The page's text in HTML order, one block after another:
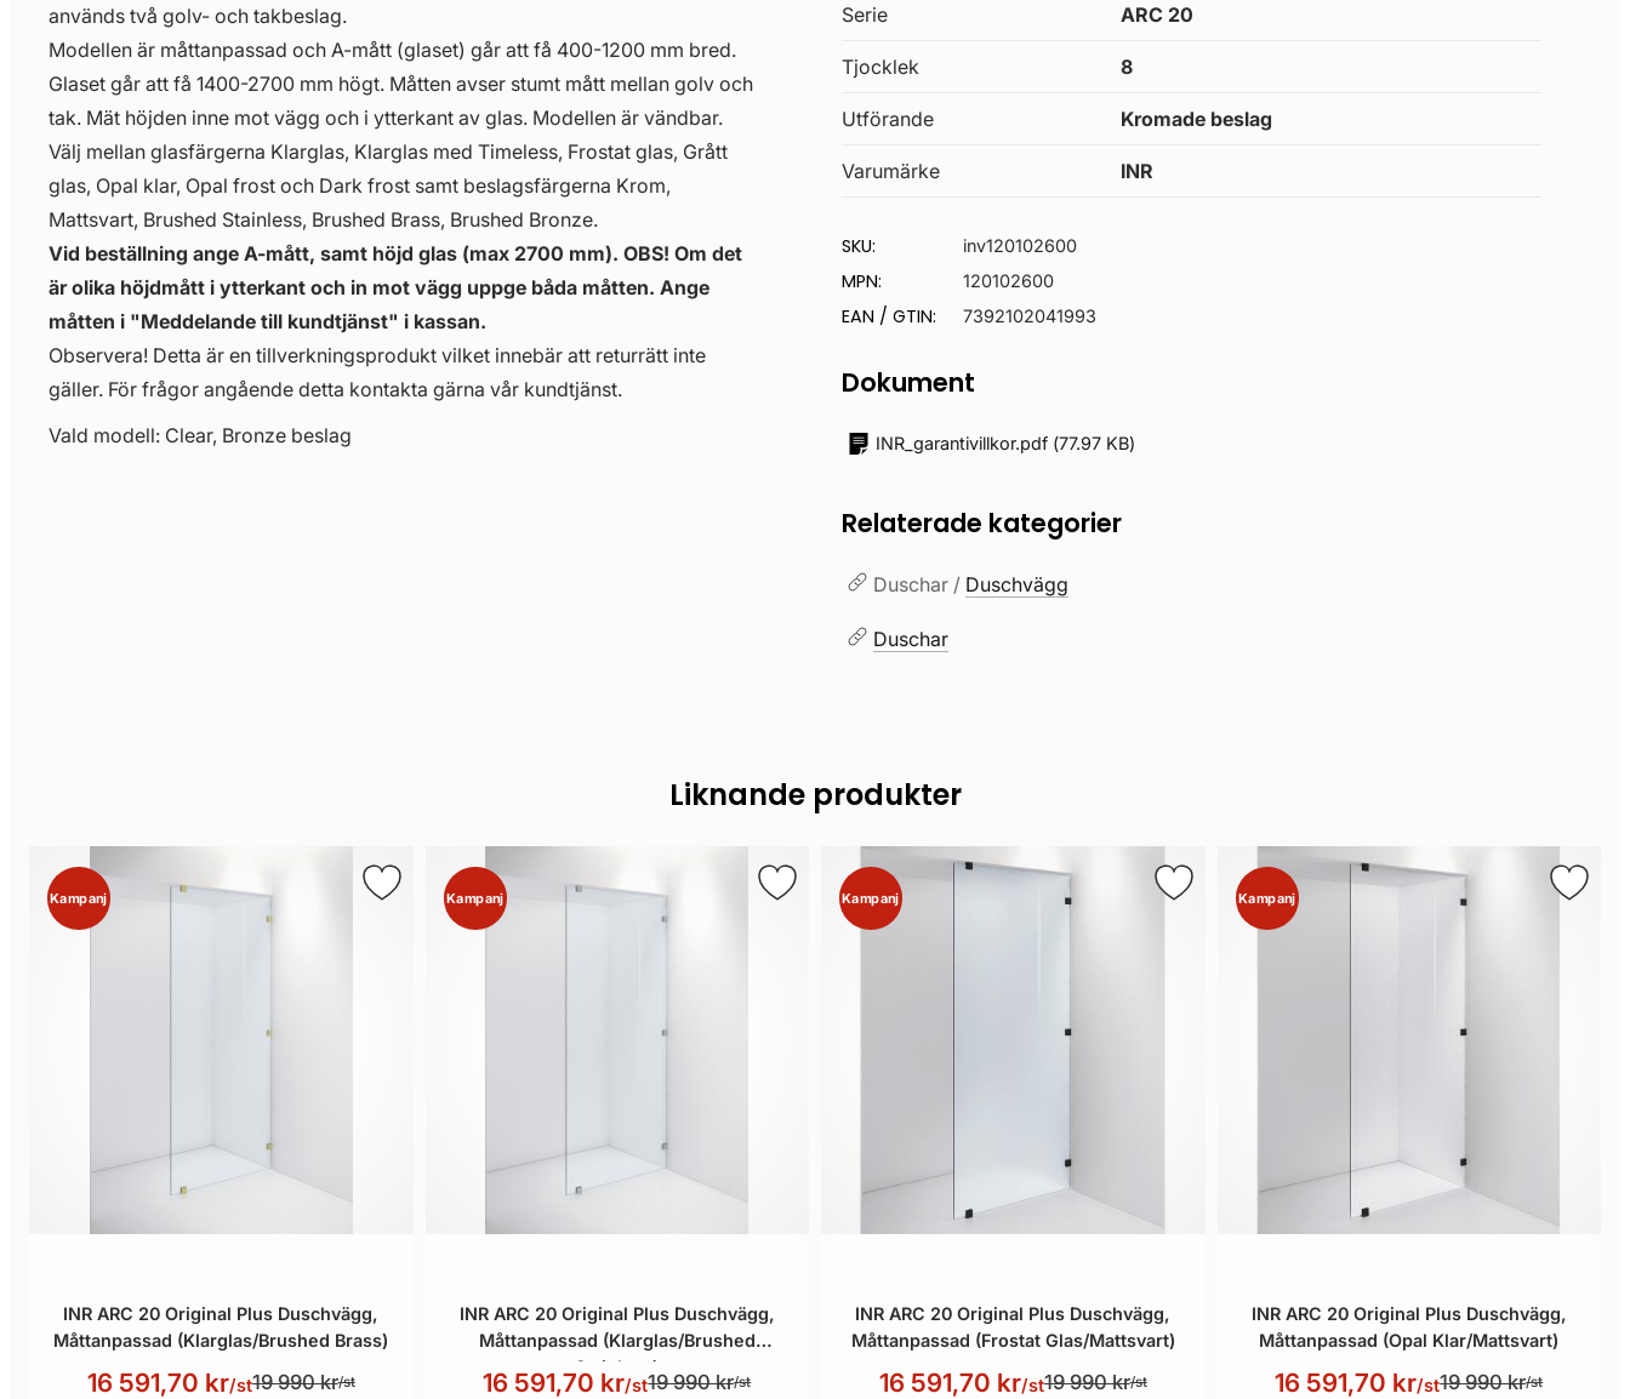
används två golv- och takbeslag.
Modellen är måttanpassad och A-mått (glaset) går att få 400-1200 mm bred.
Glaset går att få 1400-2700 mm högt. Måtten avser stumt mått mellan golv och
tak. Mät höjden inne mot vägg och i ytterkant av glas. Modellen är vändbar.
Välj mellan glasfärgerna Klarglas, Klarglas med Timeless, Frostat glas, Grått
glas, Opal klar, Opal frost och Dark frost samt beslagsfärgerna Krom,
Mattsvart, Brushed Stainless, Brushed Brass, Brushed Bronze.
Vid beställning ange A-mått, samt höjd glas (max 2700 mm). OBS! Om det
är olika höjdmått i ytterkant och in mot vägg uppge båda måtten. Ange
måtten i "Meddelande till kundtjänst" i kassan.
Observera! Detta är en tillverkningsprodukt vilket innebär att returrätt inte
gäller. För frågor angående detta kontakta gärna vår kundtjänst.
Vald modell: Clear, Bronze beslag
Serie ARC 20
Tjocklek 8
Utförande Kromade beslag
Varumärke INR
SKU: inv120102600
MPN: 120102600
EAN / GTIN: 7392102041993
Dokument
INR_garantivillkor.pdf (77.97 KB)
Relaterade kategorier
Duschar / Duschvägg
Duschar
Liknande produkter
Kampanj
INR ARC 20 Original Plus Duschvägg,
Måttanpassad (Klarglas/Brushed Brass)
16 591,70 kr/st19 990 kr/st
Kampanj
INR ARC 20 Original Plus Duschvägg,
Måttanpassad (Klarglas/Brushed
Stainless)
16 591,70 kr/st19 990 kr/st
Kampanj
INR ARC 20 Original Plus Duschvägg,
Måttanpassad (Frostat Glas/Mattsvart)
16 591,70 kr/st19 990 kr/st
Kampanj
INR ARC 20 Original Plus Duschvägg,
Måttanpassad (Opal Klar/Mattsvart)
16 591,70 kr/st19 990 kr/st